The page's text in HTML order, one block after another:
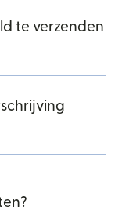
te verzenden